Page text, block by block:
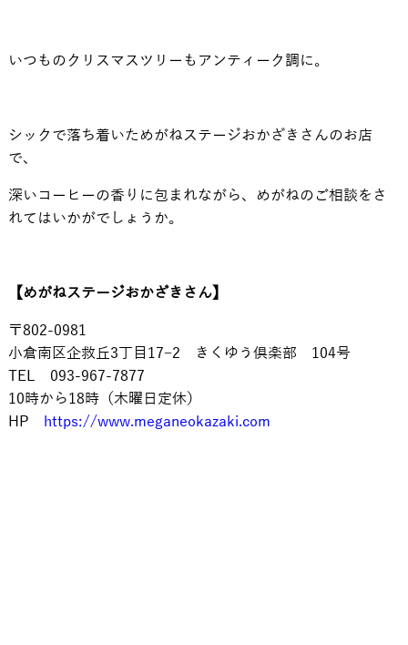
いつものクリスマスツリーもアンティーク調に。
シックで落ち着いためがねステージおかざきさんのお店
で、
深いコーヒーの香りに包まれながら、めがねのご相談をさ
れてはいかがでしょうか。
【めがねステージおかざきさん】
〒802-0981
小倉南区企救丘3丁目17−2 きくゆう倶楽部 104号
TEL 093-967-7877
10時から18時（木曜日定休）
HP
https://www.meganeokazaki.com